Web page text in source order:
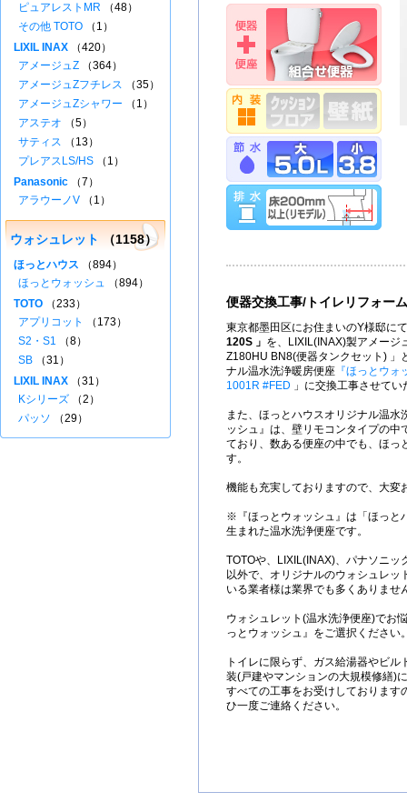
便器交換工事/トイレリフォーム
東京都墨田区にお住まいのY様邸に
120S 」 を、LIXIL(INAX)製アメージ
Z180HU BN8(便器タンクセット) 」
ナル温水洗浄暖房便座 『ほっとウォ
1001R #FED 」に交換工事させて
また、ほっとハウスオリジナル温水
ッシュ』は、壁リモコンタイプの中
ており、数ある便座の中でも、ほっ
す。
機能も充実しておりますので、大変
※『ほっとウォッシュ』は「ほっと
生まれた温水洗浄便座です。
TOTOや、LIXIL(INAX)、パナソニッ
以外で、オリジナルのウォシュレッ
いる業者様は業界でも多くありませ
ウォシュレット(温水洗浄便座)でお
っとウォッシュ』をご選択ください
トイレに限らず、ガス給湯器やビ
装(戸建やマンションの大規模修繕)
すべての工事をお受けしております
ひ一度ご連絡ください。
ピュアレストMR （48）
その他 TOTO （1）
LIXIL INAX （420）
アメージュZ （364）
アメージュZフチレス （35）
アメージュZシャワー （1）
アステオ （5）
サティス （13）
プレアスLS/HS （1）
Panasonic （7）
アラウーノV （1）
ウォシュレット （1158）
ほっとハウス （894）
ほっとウォッシュ （894）
TOTO （233）
アプリコット
（173）
S2・S1 （8）
SB （31）
LIXIL INAX （31）
Kシリーズ （2）
パッソ （29）